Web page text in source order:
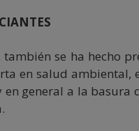
se ha hecho
en salud ambiental,
general a la basura